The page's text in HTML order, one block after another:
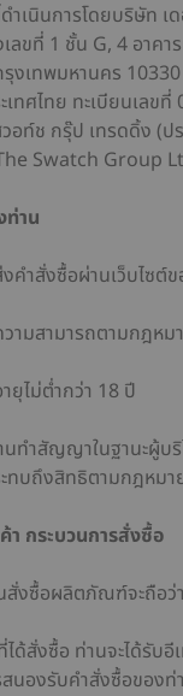
ำเนินการโดยบริษัท
ลขที่ 1 ชั้น G, 4 อาค
เทพมหานคร 10330
เทศไทย ทะเบียนเลข
อท์ช กรุ๊ป เทรดดิ้ง (ป
Swatch Group
ท่าน
คำสั่งซื้อผ่านเว็บไซต์
ามสามารถตามกฎห
ยุไม่ต่ำกว่า 18 ปี
ทำสัญญาในฐานะผู้บ
ทบถึงสิทธิตามกฎหมา
า กระบวนการสั่งซื้อ
สั่งซื้อผลิตภัณฑ์จะถือว่
ด้สั่งซื้อ ท่านจะได้รับอี
สนองรับคำสั่งซื้อของท่